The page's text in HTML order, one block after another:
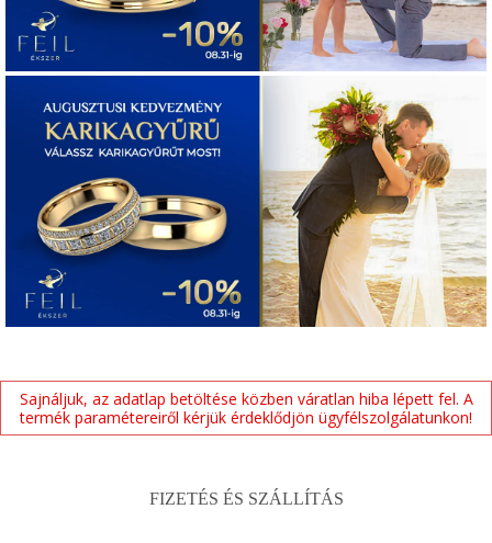
Sajnáljuk, az adatlap betöltése közben váratlan hiba lépett fel. A
termék paramétereiről kérjük érdeklődjön ügyfélszolgálatunkon!
FIZETÉS ÉS SZÁLLÍTÁS